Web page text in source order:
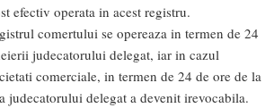
efectiv operata in acest registru.
comertului se opereaza in termen de 24
judecatorului delegat, iar in cazul
comerciale, in termen de 24 de ore de la
judecatorului delegat a devenit irevocabila.